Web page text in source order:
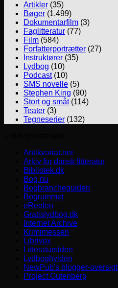
Artikler (35)
Bøger (1.499)
Dokumentarfilm (3)
Faglitteratur (77)
Film (584)
Forfatterportrætter (27)
Instruktører (35)
Lydbog (10)
Podcast(10)
SMS novelle (5)
Stephen King (90)
Stort og småt(114)
Teater (3)
Tegneserier (132)
Antikvariat.net
Arkiv for dansk litteratur
Bibliotek.dk
Bog.nu
Bogbrancheguiden
Bogrummet
eReolen
Gratislydbog.dk
Internet Archive
Krimimessen
Librivox
Litteratursiden
Lydboghylden
NewPub's blogger-oversigt
Project Gutenberg